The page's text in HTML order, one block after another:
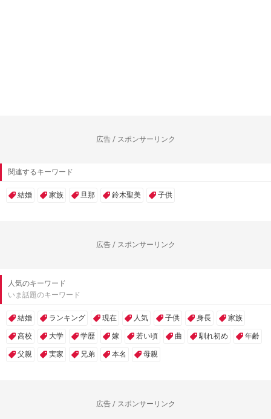
広告 / スポンサーリンク
関連するキーワード
結婚 家族 旦那 鈴木聖美 子供
広告 / スポンサーリンク
人気のキーワード
いま話題のキーワード
結婚 ランキング 現在 人気 子供 身長 家族
高校 大学 学歴 嫁 若い頃 曲 馴れ初め 年齢
父親 実家 兄弟 本名 母親
広告 / スポンサーリンク